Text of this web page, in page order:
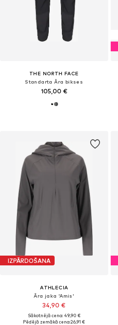
THE NORTH FACE
Standarta Āra bikses
105,00 €
IZPĀRDOŠANA
ATHLECIA
Āra jaka 'Amis'
34,90 €
Sākotnējā cena: 49,90 €
Pēdējā zemākā cena:26,91 €